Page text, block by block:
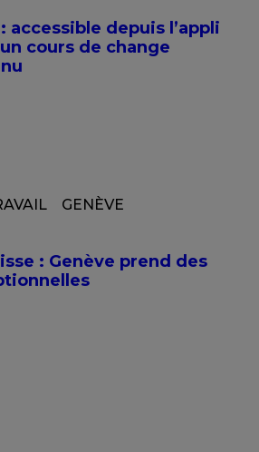
accessible depuis l’appli
cours de change
GENÈVE
: Genève prend des